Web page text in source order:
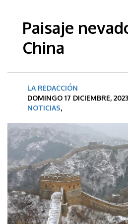
Paisaje
China
LA REDACCIÓN
DOMINGO 17 DICIEMBRE,
NOTICIAS,